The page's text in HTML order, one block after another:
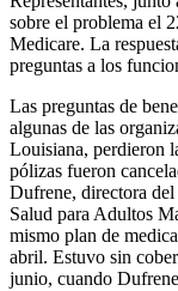
sobre el problema el
Medicare. La
preguntas a los
Las preguntas de
algunas de las
Louisiana, perdieron
pólizas fueron
Dufrene, directora
Salud para Adultos
mismo plan de
abril. Estuvo sin
junio, cuando